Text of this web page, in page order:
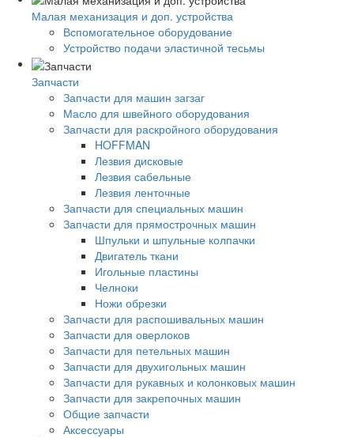
Малая механизация и доп. устройства
Вспомогательное оборудование
Устройство подачи эластичной тесьмы
Запчасти
Запчасти для машин загзаг
Масло для швейного оборудования
Запчасти для раскройного оборудования
HOFFMAN
Лезвия дисковые
Лезвия сабельные
Лезвия ленточные
Запчасти для специальных машин
Запчасти для прямострочных машин
Шпульки и шпульные колпачки
Двигатель ткани
Игольные пластины
Челноки
Ножи обрезки
Запчасти для распошивальных машин
Запчасти для оверлоков
Запчасти для петельных машин
Запчасти для двухигольных машин
Запчасти для рукавных и колонковых машин
Запчасти для закрепочных машин
Общие запчасти
Аксессуары